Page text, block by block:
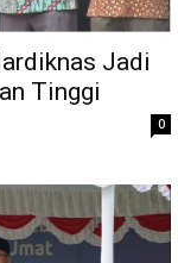
Jadi
Tinggi
0